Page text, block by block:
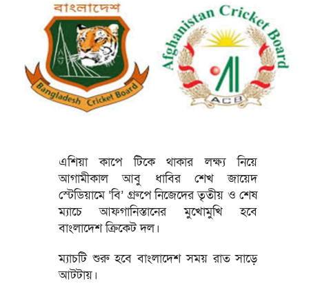
এশিয়া কাপে টিকে থাকার লক্ষ্য নিয়ে
আগামীকাল আবু ধাবির শেখ জায়েদ
স্টেডিয়ামে ‘বি’ গ্রুপে নিজেদের তৃতীয় ও শেষ
ম্যাচে আফগানিস্তানের মুখোমুখি হবে
বাংলাদেশ ক্রিকেট দল।
ম্যাচটি শুরু হবে বাংলাদেশ সময় রাত সাড়ে
আটটায়।